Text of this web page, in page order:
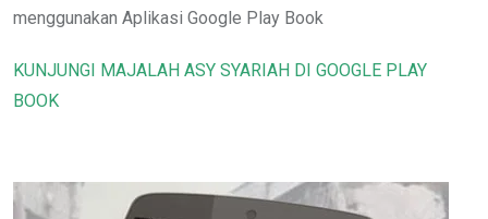
menggunakan Aplikasi Google Play Book
KUNJUNGI MAJALAH ASY SYARIAH DI GOOGLE PLAY
BOOK